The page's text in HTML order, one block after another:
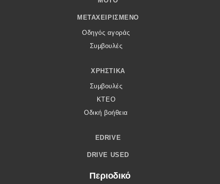
ΜΕΤΑΧΕΙΡΙΣΜΈΝΟ
Οδηγός αγοράς
Συμβουλές
ΧΡΗΣΤΙΚΆ
Συμβουλές
ΚΤΕΟ
Οδική βοήθεια
EDRIVE
DRIVE USED
Περιοδικό